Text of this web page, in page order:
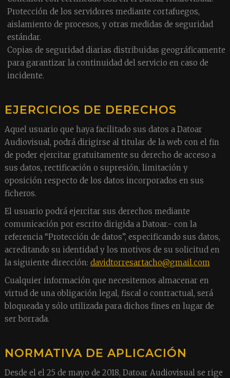
Protección de los servidores mediante cortafuegos,
aislamiento de procesos, y otras medidas de seguridad
estándar.
Copias de seguridad diarias distribuidas geográficamente
para garantizar la continuidad del servicio en caso de
incidente.
EJERCICIOS DE DERECHOS
Aquel usuario que haya facilitado sus datos a Datoar
Audiovisual, podrá dirigirse al titular de la web con el fin
de poder ejercitar gratuitamente su derecho de acceso a
sus datos, rectificación o supresión, limitación y
oposición respecto de los datos incorporados en sus
ficheros.
El usuario podrá ejercitar sus derechos mediante
comunicación por escrito dirigida a Datoar.- con la
referencia “Protección de datos”, especificando sus datos,
acreditando su identidad y los motivos de su solicitud en
la siguiente dirección: davidtorresartacho@gmail.com
Cualquier información que necesitemos almacenar en
virtud de una obligación legal, fiscal o contractual, será
bloqueada y sólo utilizada para dichos fines en lugar de
ser borrada.
NORMATIVA DE APLICACIÓN
Desde el el 25 de mayo de 2018, Datoar Audiovisual se rige